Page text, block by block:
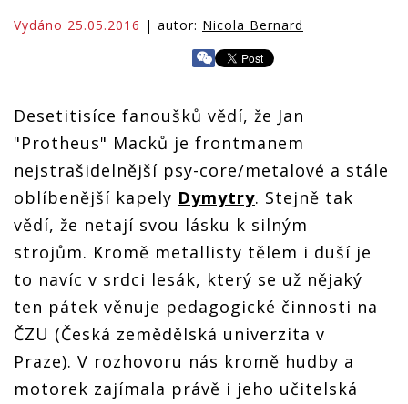
Vydáno 25.05.2016 | autor: Nicola Bernard
Desetitisíce fanoušků vědí, že Jan
"Protheus" Macků je frontmanem
nejstrašidelnější psy-core/metalové a stále
oblíbenější kapely Dymytry. Stejně tak
vědí, že netají svou lásku k silným
strojům. Kromě metallisty tělem i duší je
to navíc v srdci lesák, který se už nějaký
ten pátek věnuje pedagogické činnosti na
ČZU (Česká zemědělská univerzita v
Praze). V rozhovoru nás kromě hudby a
motorek zajímala právě i jeho učitelská